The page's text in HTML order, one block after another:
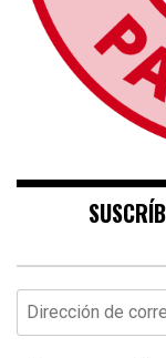
Dirección
de